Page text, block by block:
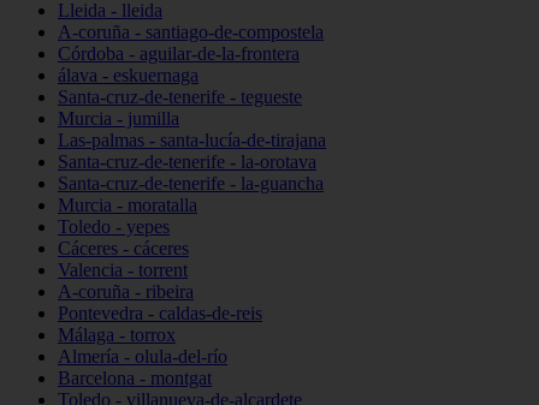
Lleida - lleida
A-coruña - santiago-de-compostela
Córdoba - aguilar-de-la-frontera
álava - eskuernaga
Santa-cruz-de-tenerife - tegueste
Murcia - jumilla
Las-palmas - santa-lucía-de-tirajana
Santa-cruz-de-tenerife - la-orotava
Santa-cruz-de-tenerife - la-guancha
Murcia - moratalla
Toledo - yepes
Cáceres - cáceres
Valencia - torrent
A-coruña - ribeira
Pontevedra - caldas-de-reis
Málaga - torrox
Almería - olula-del-río
Barcelona - montgat
Toledo - villanueva-de-alcardete